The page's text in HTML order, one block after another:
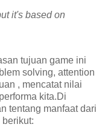
it's based on
tujuan game ini
solving, attention
, mencatat nilai
kita.Di
tentang manfaat dari